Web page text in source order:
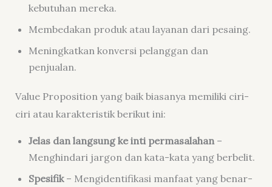
kebutuhan mereka.
Membedakan produk atau layanan dari pesaing.
Meningkatkan konversi pelanggan dan
penjualan.
Value Proposition yang baik biasanya memiliki ciri-
ciri atau karakteristik berikut ini:
Jelas dan langsung ke inti permasalahan–
Menghindari jargon dan kata-kata yang berbelit.
Spesifik– Mengidentifikasi manfaat yang benar-